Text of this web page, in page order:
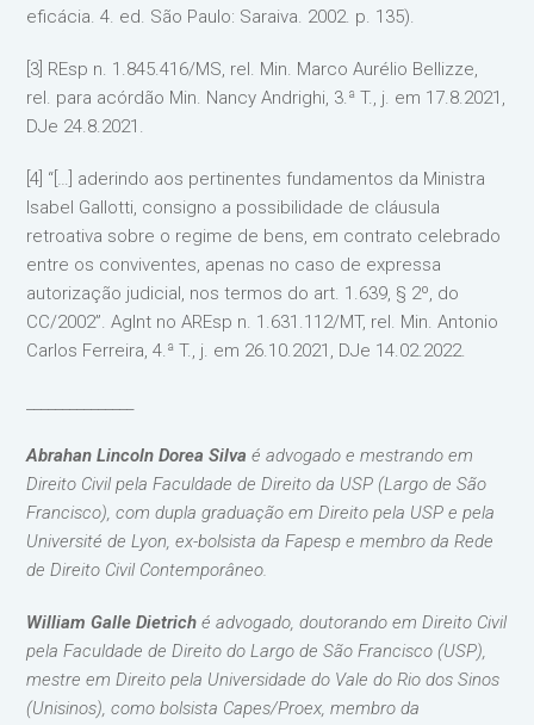
eficácia. 4. ed. São Paulo: Saraiva. 2002. p. 135).
[3] REsp n. 1.845.416/MS, rel. Min. Marco Aurélio Bellizze,
rel. para acórdão Min. Nancy Andrighi, 3.ª T., j. em 17.8.2021,
DJe 24.8.2021.
[4] “[…] aderindo aos pertinentes fundamentos da Ministra
Isabel Gallotti, consigno a possibilidade de cláusula
retroativa sobre o regime de bens, em contrato celebrado
entre os conviventes, apenas no caso de expressa
autorização judicial, nos termos do art. 1.639, § 2º, do
CC/2002”. AgInt no AREsp n. 1.631.112/MT, rel. Min. Antonio
Carlos Ferreira, 4.ª T., j. em 26.10.2021, DJe 14.02.2022.
Abrahan Lincoln Dorea Silva é advogado e mestrando em
Direito Civil pela Faculdade de Direito da USP (Largo de São
Francisco), com dupla graduação em Direito pela USP e pela
Université de Lyon, ex-bolsista da Fapesp e membro da Rede
de Direito Civil Contemporâneo.
William Galle Dietrich é advogado, doutorando em Direito Civil
pela Faculdade de Direito do Largo de São Francisco (USP),
mestre em Direito pela Universidade do Vale do Rio dos Sinos
(Unisinos), como bolsista Capes/Proex, membro da